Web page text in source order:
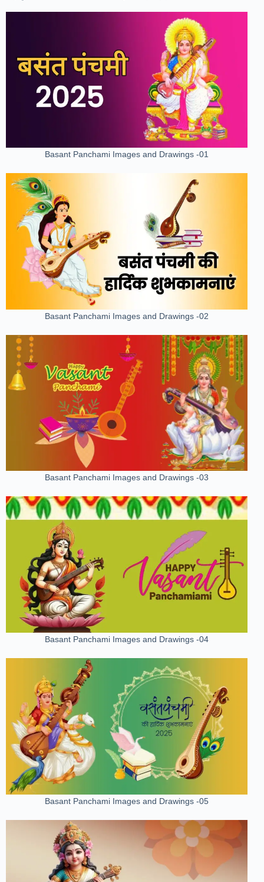
Basant Panchami Images and Drawings -01
Basant Panchami Images and Drawings -02
Basant Panchami Images and Drawings -03
Basant Panchami Images and Drawings -04
Basant Panchami Images and Drawings -05